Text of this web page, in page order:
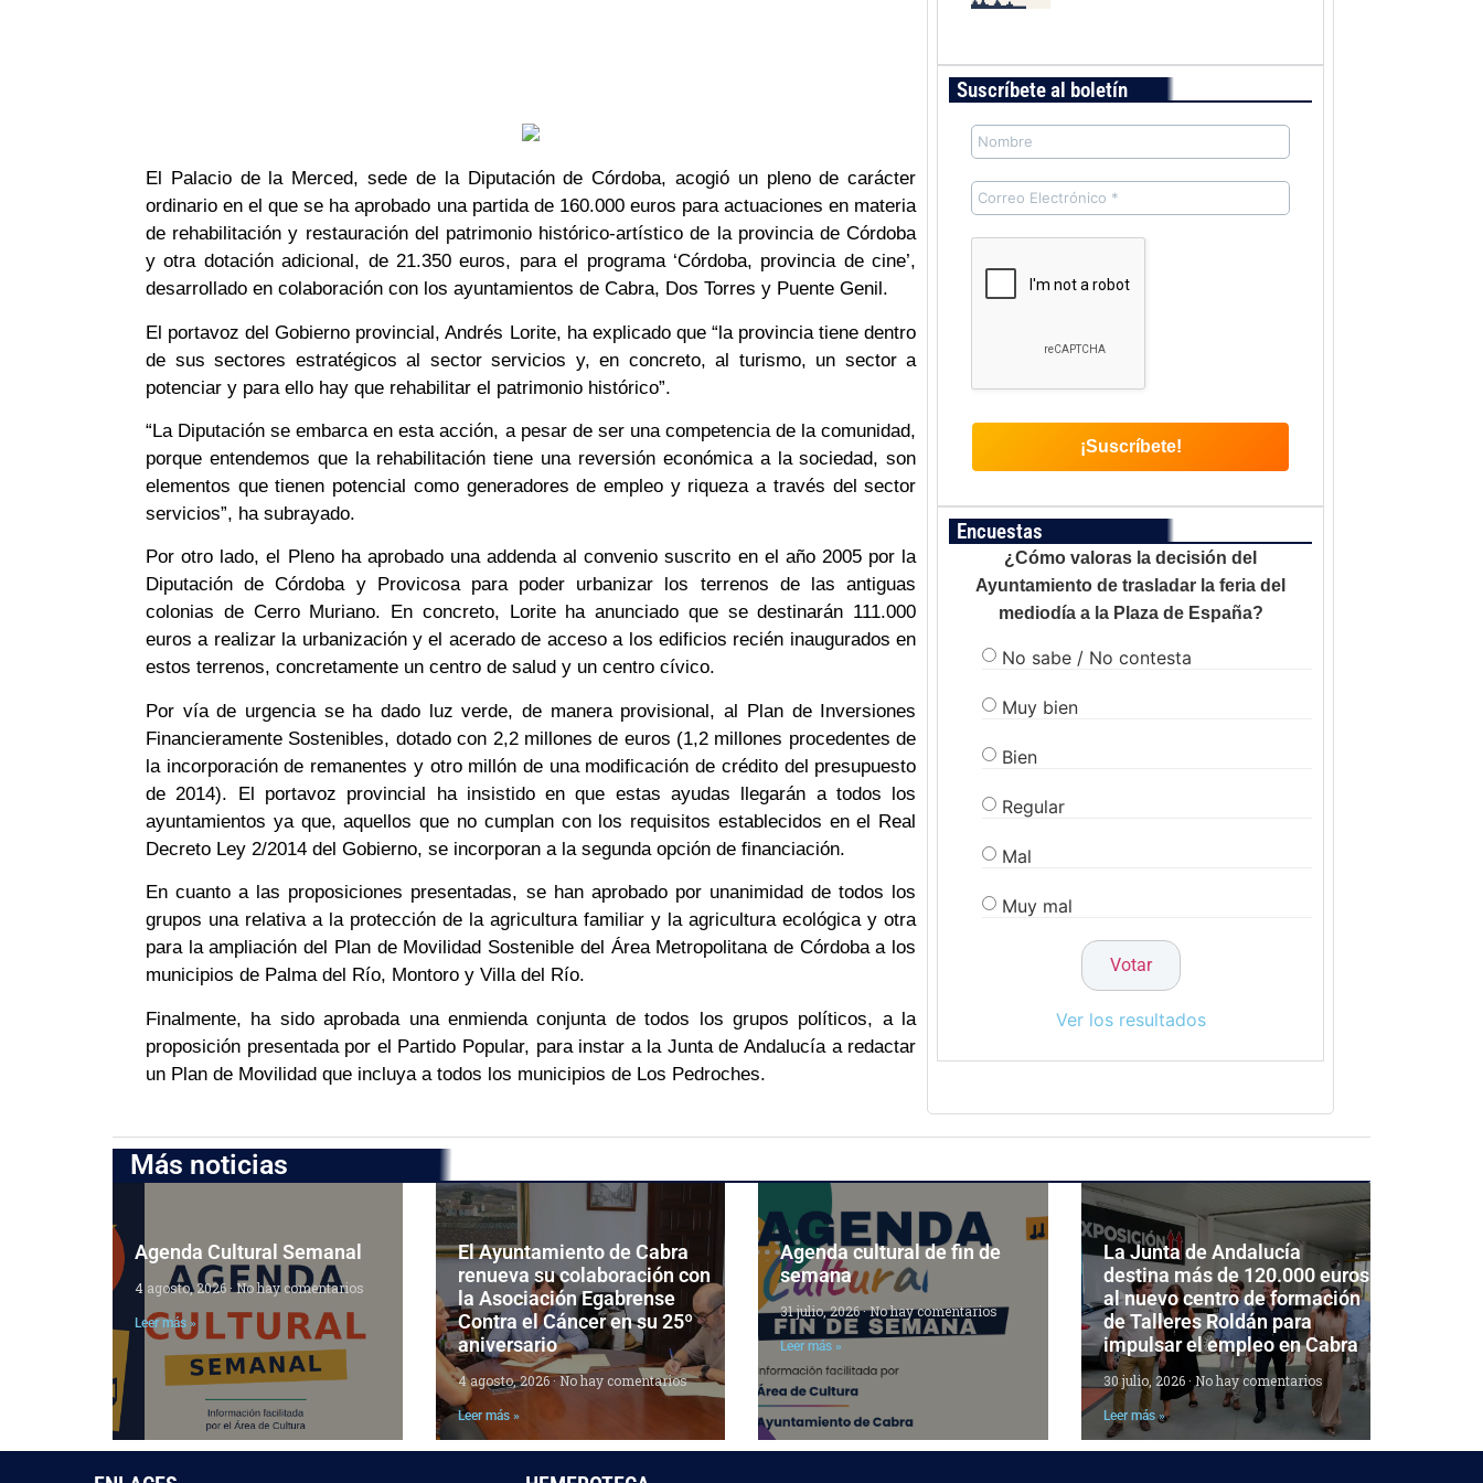
El Palacio de la Merced, sede de la Diputación de Córdoba, acogió un pleno de carácter
ordinario en el que se ha aprobado una partida de 160.000 euros para actuaciones en materia
de rehabilitación y restauración del patrimonio histórico-artístico de la provincia de Córdoba
y otra dotación adicional, de 21.350 euros, para el programa ‘Córdoba, provincia de cine’,
desarrollado en colaboración con los ayuntamientos de Cabra, Dos Torres y Puente Genil.
El portavoz del Gobierno provincial, Andrés Lorite, ha explicado que “la provincia tiene dentro
de sus sectores estratégicos al sector servicios y, en concreto, al turismo, un sector a
potenciar y para ello hay que rehabilitar el patrimonio histórico”.
“La Diputación se embarca en esta acción, a pesar de ser una competencia de la comunidad,
porque entendemos que la rehabilitación tiene una reversión económica a la sociedad, son
elementos que tienen potencial como generadores de empleo y riqueza a través del sector
servicios”, ha subrayado.
Por otro lado, el Pleno ha aprobado una addenda al convenio suscrito en el año 2005 por la
Diputación de Córdoba y Provicosa para poder urbanizar los terrenos de las antiguas
colonias de Cerro Muriano. En concreto, Lorite ha anunciado que se destinarán 111.000
euros a realizar la urbanización y el acerado de acceso a los edificios recién inaugurados en
estos terrenos, concretamente un centro de salud y un centro cívico.
Por vía de urgencia se ha dado luz verde, de manera provisional, al Plan de Inversiones
Financieramente Sostenibles, dotado con 2,2 millones de euros (1,2 millones procedentes de
la incorporación de remanentes y otro millón de una modificación de crédito del presupuesto
de 2014). El portavoz provincial ha insistido en que estas ayudas llegarán a todos los
ayuntamientos ya que, aquellos que no cumplan con los requisitos establecidos en el Real
Decreto Ley 2/2014 del Gobierno, se incorporan a la segunda opción de financiación.
En cuanto a las proposiciones presentadas, se han aprobado por unanimidad de todos los
grupos una relativa a la protección de la agricultura familiar y la agricultura ecológica y otra
para la ampliación del Plan de Movilidad Sostenible del Área Metropolitana de Córdoba a los
municipios de Palma del Río, Montoro y Villa del Río.
Finalmente, ha sido aprobada una enmienda conjunta de todos los grupos políticos, a la
proposición presentada por el Partido Popular, para instar a la Junta de Andalucía a redactar
un Plan de Movilidad que incluya a todos los municipios de Los Pedroches.
Suscríbete al boletín
Encuestas
¿Cómo valoras la decisión del
Ayuntamiento de trasladar la feria del
mediodía a la Plaza de España?
No sabe / No contesta
Muy bien
Bien
Regular
Mal
Muy mal
Ver los resultados
Más noticias
Agenda Cultural Semanal
4 agosto, 2026 No hay comentarios
Leer más »
El Ayuntamiento de Cabra
renueva su colaboración con
la Asociación Egabrense
Contra el Cáncer en su 25º
aniversario
4 agosto, 2026 No hay comentarios
Leer más »
Agenda cultural de fin de
semana
31 julio, 2026No hay comentarios
Leer más »
La Junta de Andalucía
destina más de 120.000 euros
al nuevo centro de formación
de Talleres Roldán para
impulsar el empleo en Cabra
30 julio, 2026 No hay comentarios
Leer más »